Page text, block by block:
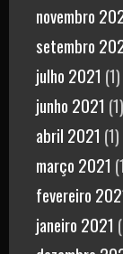
novembro
setembro
julho 2021 (1)
junho 2021 (1)
abril 2021 (1)
março 2021
fevereiro
janeiro 2021